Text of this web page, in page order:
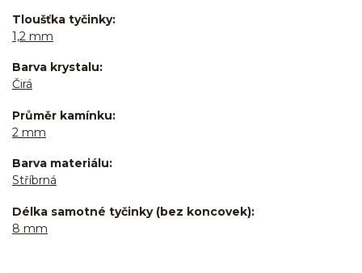
Tloušťka tyčinky
1,2 mm
Barva krystalu
Čirá
Průměr kamínku
2 mm
Barva materiálu
Stříbrná
Délka samotné tyčinky (bez koncovek)
8 mm